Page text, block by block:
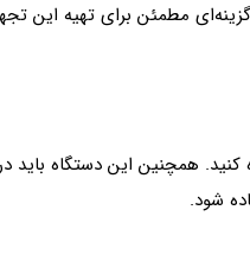
مطمئن برای تهیه این
کنید. همچنین این دستگاه باید
شود.